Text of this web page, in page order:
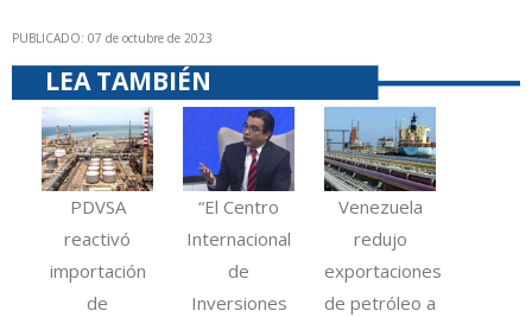
PUBLICADO: 07 de octubre de 2023
LEA TAMBIÉN
PDVSA
reactivó
importación
de
“El Centro
Internacional
de
Inversiones
Venezuela
redujo
exportaciones
de petróleo a